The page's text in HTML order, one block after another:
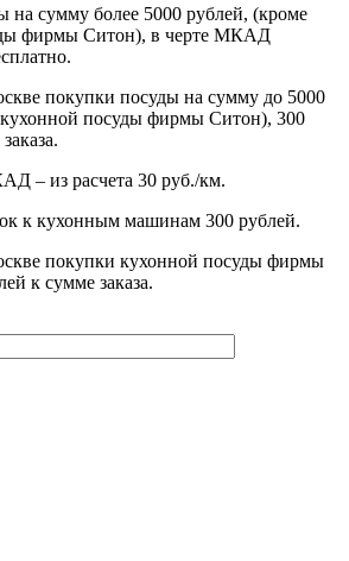
на сумму более 5000 рублей, (кроме
фирмы Ситон), в черте МКАД
покупки посуды на сумму до 5000
посуды фирмы Ситон), 300
– из расчета 30 руб./км.
к кухонным машинам 300 рублей.
покупки кухонной посуды фирмы
к сумме заказа.